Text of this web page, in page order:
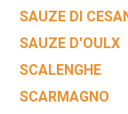
SAUZE DI
SAUZE D'OULX
SCALENGHE
SCARMAGNO